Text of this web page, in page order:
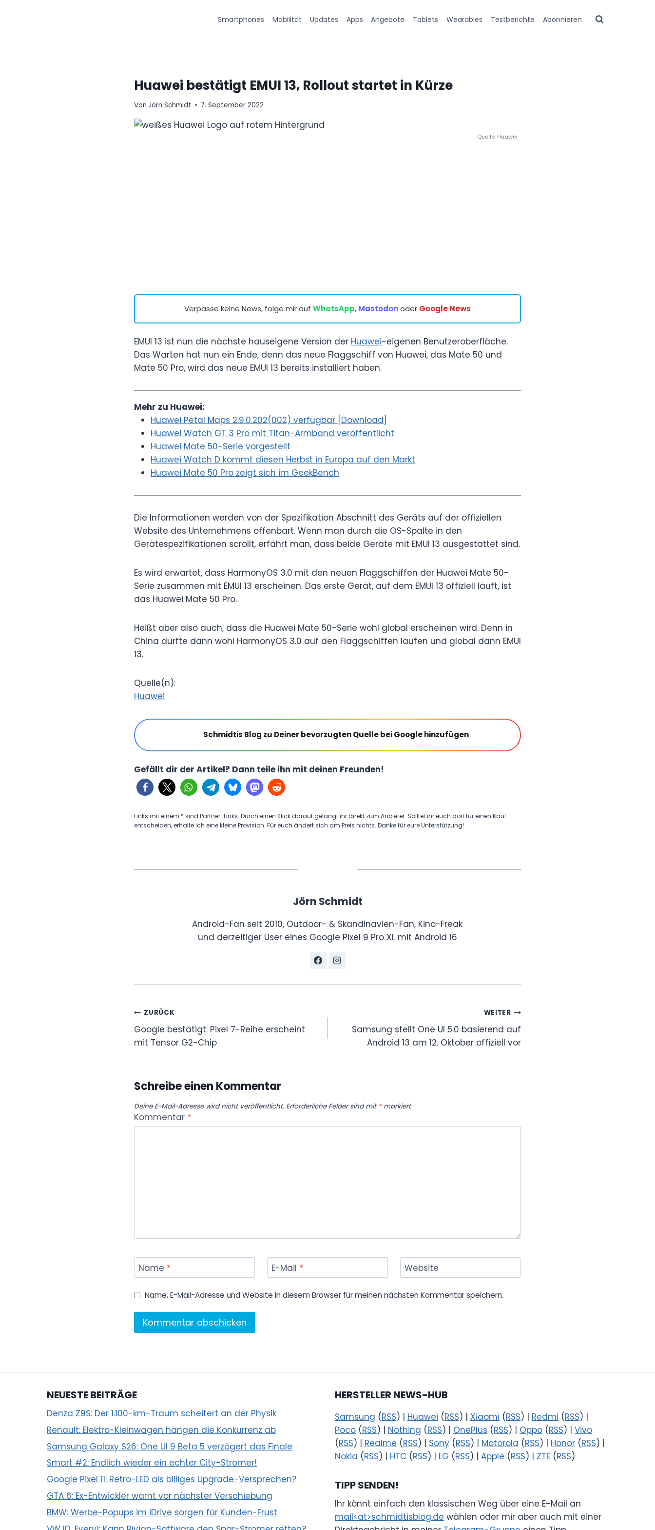
Smartphones Mobilität Updates Apps Angebote Tablets Wearables Testberichte Abonnieren
Huawei bestätigt EMUI 13, Rollout startet in Kürze
Von Jörn Schmidt 7. September 2022
Quelle: Huawei
Verpasse keine News, folge mir auf WhatsApp, Mastodonoder Google News
EMUI 13 ist nun die nächste hauseigene Version der Huawei-eigenen Benutzeroberfläche.
Das Warten hat nun ein Ende, denn das neue Flaggschiff von Huawei, das Mate 50 und
Mate 50 Pro, wird das neue EMUI 13 bereits installiert haben.
Mehr zu Huawei:
Huawei Petal Maps 2.9.0.202(002) verfügbar [Download]
Huawei Watch GT 3 Pro mit Titan-Armband veröffentlicht
Huawei Mate 50-Serie vorgestellt
Huawei Watch D kommt diesen Herbst in Europa auf den Markt
Huawei Mate 50 Pro zeigt sich im GeekBench
Die Informationen werden von der Spezifikation Abschnitt des Geräts auf der offiziellen
Website des Unternehmens offenbart. Wenn man durch die OS-Spalte in den
Gerätespezifikationen scrollt, erfährt man, dass beide Geräte mit EMUI 13 ausgestattet sind.
Es wird erwartet, dass HarmonyOS 3.0 mit den neuen Flaggschiffen der Huawei Mate 50-
Serie zusammen mit EMUI 13 erscheinen. Das erste Gerät, auf dem EMUI 13 offiziell läuft, ist
das Huawei Mate 50 Pro.
Heißt aber also auch, dass die Huawei Mate 50-Serie wohl global erscheinen wird. Denn in
China dürfte dann wohl HarmonyOS 3.0 auf den Flaggschiffen laufen und global dann EMUI
13.
Quelle(n):
Huawei
Schmidtis Blog zu Deiner bevorzugten Quelle bei Google hinzufügen
Gefällt dir der Artikel? Dann teile ihn mit deinen Freunden!
Links mit einem * sind Partner-Links. Durch einen Klick darauf gelangt ihr direkt zum Anbieter. Solltet ihr euch dort für einen Kauf
entscheiden, erhalte ich eine kleine Provision. Für euch ändert sich am Preis nichts. Danke für eure Unterstützung!
Jörn Schmidt
Android-Fan seit 2010, Outdoor- & Skandinavien-Fan, Kino-Freak
und derzeitiger User eines Google Pixel 9 Pro XL mit Android 16
Beitragsnavigation
ZURÜCK
Google bestätigt: Pixel 7-Reihe erscheint
mit Tensor G2-Chip
WEITER
Samsung stellt One UI 5.0 basierend auf
Android 13 am 12. Oktober offiziell vor
Schreibe einen Kommentar
Deine E-Mail-Adresse wird nicht veröffentlicht. Erforderliche Felder sind mit *markiert
Kommentar *
Name * E-Mail * Website
Name, E-Mail-Adresse und Website in diesem Browser für meinen nächsten Kommentar speichern.
NEUESTE BEITRÄGE
Denza Z9S: Der 1.100-km-Traum scheitert an der Physik
Renault: Elektro-Kleinwagen hängen die Konkurrenz ab
Samsung Galaxy S26: One UI 9 Beta 5 verzögert das Finale
Smart #2: Endlich wieder ein echter City-Stromer!
Google Pixel 11: Retro-LED als billiges Upgrade-Versprechen?
GTA 6: Ex-Entwickler warnt vor nächster Verschiebung
BMW: Werbe-Popups im iDrive sorgen für Kunden-Frust
HERSTELLER NEWS-HUB
Samsung (RSS) | Huawei (RSS) | Xiaomi (RSS) | Redmi (RSS) |
Poco (RSS) | Nothing (RSS) | OnePlus (RSS) | Oppo (RSS) | Vivo
(RSS) | Realme (RSS) | Sony (RSS) | Motorola (RSS) | Honor (RSS) |
Nokia (RSS) | HTC (RSS) | LG (RSS) | Apple (RSS) | ZTE (RSS)
TIPP SENDEN!
Ihr könnt einfach den klassischen Weg über eine E-Mail an
mail<at>schmidtisblog.de wählen oder mir aber auch mit einer